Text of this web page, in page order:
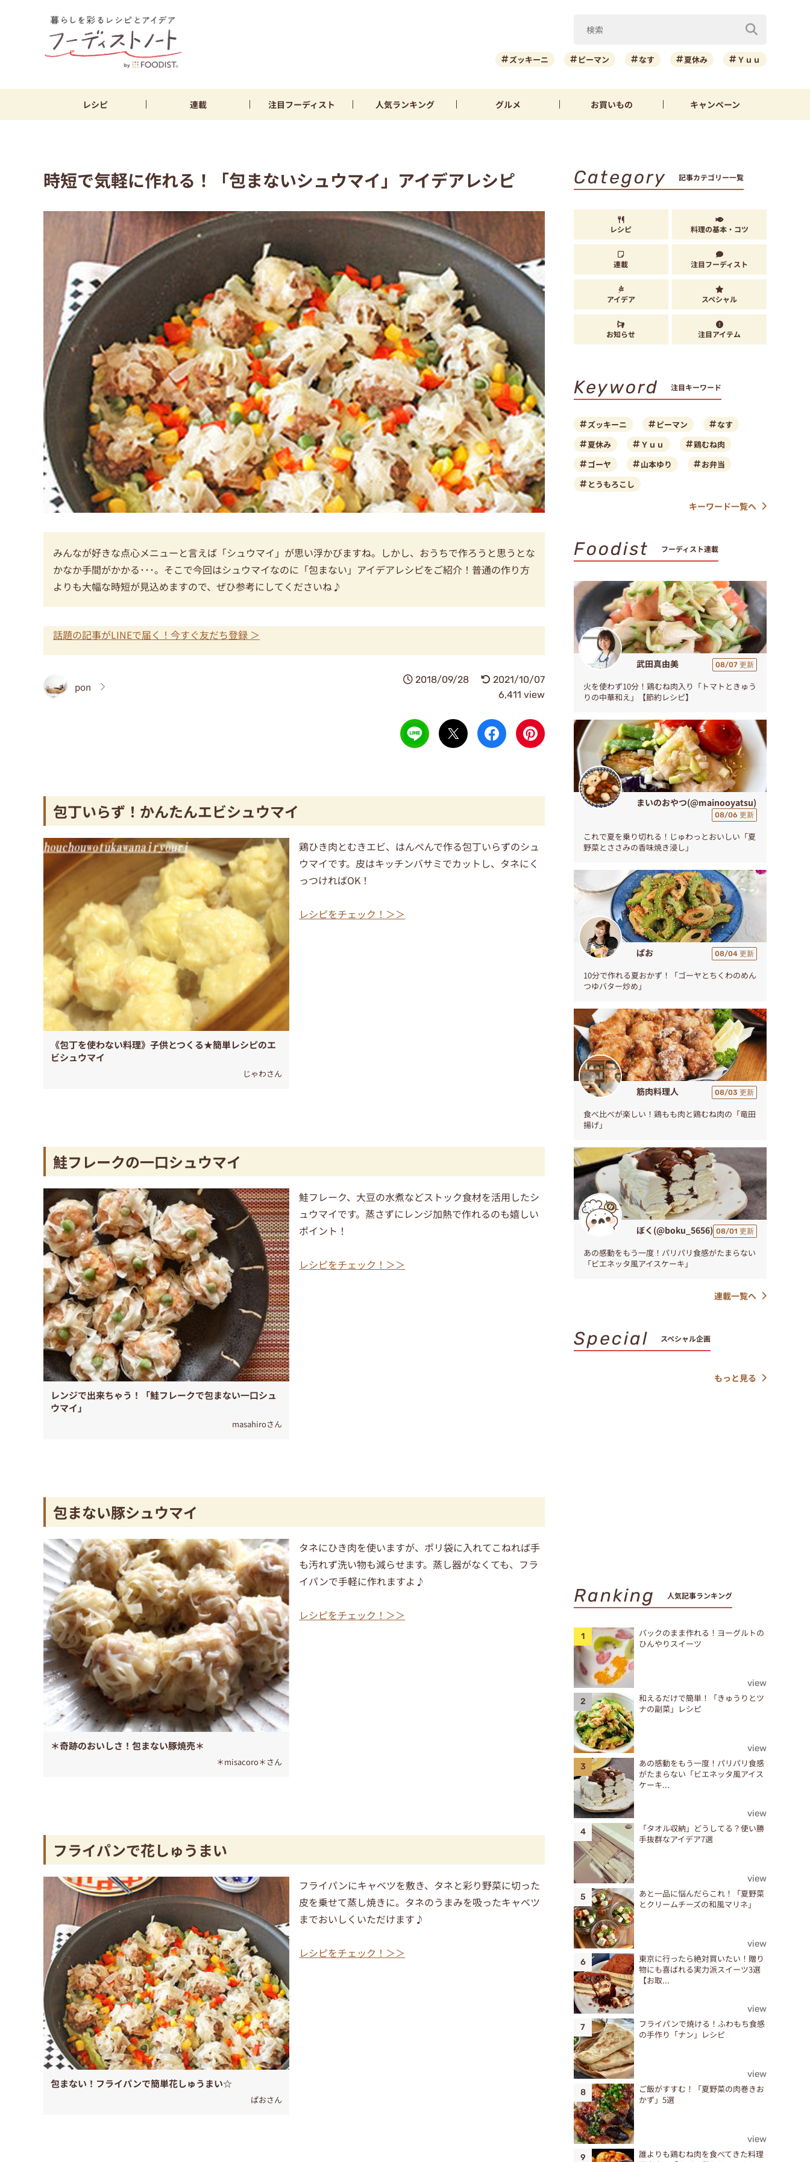
ズッキーニ ピーマン なす 夏休み Ｙｕｕ
レシピ 連載 注目フーディスト 人気ランキング グルメ お買いもの キャンペーン
時短で気軽に作れる！「包まないシュウマイ」アイデアレシピ
みんなが好きな点心メニューと言えば「シュウマイ」が思い浮かびますね。しかし、おうちで作ろうと思うとな
かなか手間がかかる･･･。そこで今回はシュウマイなのに「包まない」アイデアレシピをご紹介！普通の作り方
よりも大幅な時短が見込めますので、ぜひ参考にしてくださいね♪
話題の記事がLINEで届く！今すぐ友だち登録 ＞
pon
2018/09/28
2021/10/07
6,411 view
包丁いらず！かんたんエビシュウマイ
《包丁を使わない料理》子供とつくる★簡単レシピのエ
ビシュウマイ
じゃわさん
鶏ひき肉とむきエビ、はんぺんで作る包丁いらずのシュ
ウマイです。皮はキッチンバサミでカットし、タネにく
っつければOK！
レシピをチェック！＞＞
鮭フレークの一口シュウマイ
レンジで出来ちゃう！「鮭フレークで包まない一口シュ
ウマイ」
masahiroさん
鮭フレーク、大豆の水煮などストック食材を活用したシ
ュウマイです。蒸さずにレンジ加熱で作れるのも嬉しい
ポイント！
レシピをチェック！＞＞
包まない豚シュウマイ
＊奇跡のおいしさ！包まない豚焼売＊
＊misacoro＊さん
タネにひき肉を使いますが、ポリ袋に入れてこねれば手
も汚れず洗い物も減らせます。蒸し器がなくても、フラ
イパンで手軽に作れますよ♪
レシピをチェック！＞＞
フライパンで花しゅうまい
包まない！フライパンで簡単花しゅうまい☆
ぱおさん
フライパンにキャベツを敷き、タネと彩り野菜に切った
皮を乗せて蒸し焼きに。タネのうまみを吸ったキャベツ
までおいしくいただけます♪
レシピをチェック！＞＞
Category 記事カテゴリー一覧
レシピ 料理の基本・コツ
連載 注目フーディスト
アイデア スペシャル
お知らせ 注目アイテム
Keyword 注目キーワード
ズッキーニ ピーマン
なす
夏休み
Ｙｕｕ
鶏むね肉
ゴーヤ
山本ゆり
お弁当
とうもろこし
キーワード一覧へ
Foodist フーディスト連載
武田真由美 08/07 更新
火を使わず10分！鶏むね肉入り「トマトときゅう
りの中華和え」【節約レシピ】
まいのおやつ(@mainooyatsu)
08/06 更新
これで夏を乗り切れる！じゅわっとおいしい「夏
野菜とささみの香味焼き浸し」
ぱお 08/04 更新
10分で作れる夏おかず！「ゴーヤとちくわのめん
つゆバター炒め」
筋肉料理人 08/03 更新
食べ比べが楽しい！鶏もも肉と鶏むね肉の「竜田
揚げ」
ぼく(@boku_5656) 08/01 更新
あの感動をもう一度！パリパリ食感がたまらない
「ビエネッタ風アイスケーキ」
連載一覧へ
Special スペシャル企画
もっと見る
Ranking 人気記事ランキング
パックのまま作れる！ヨーグルトの
ひんやりスイーツ
view
和えるだけで簡単！「きゅうりとツ
ナの副菜」レシピ
view
あの感動をもう一度！パリパリ食感
がたまらない「ビエネッタ風アイス
ケーキ...
view
「タオル収納」どうしてる？使い勝
手抜群なアイデア7選
view
あと一品に悩んだらこれ！「夏野菜
とクリームチーズの和風マリネ」
view
東京に行ったら絶対買いたい！贈り
物にも喜ばれる実力派スイーツ3選
【お取...
view
フライパンで焼ける！ふわもち食感
の手作り「ナン」レシピ
view
ご飯がすすむ！「夏野菜の肉巻きお
かず」5選
view
誰よりも鶏むね肉を食べてきた料理